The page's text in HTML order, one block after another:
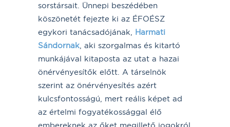
sorstársait. Ünnepi beszédében
köszönetét fejezte ki az ÉFOÉSZ
egykori tanácsadójának, Harmati
Sándornak, aki szorgalmas és kitartó
munkájával kitaposta az utat a hazai
önérvényesítők előtt. A társelnök
szerint az önérvényesítés azért
kulcsfontosságú, mert reális képet ad
az értelmi fogyatékossággal élő